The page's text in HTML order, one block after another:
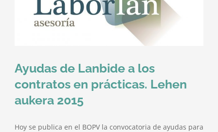
contratación
en
Vitoria-
PLAZO
ABIERTO
hasta
Ayudas de Lanbide a los
contratos en prácticas. Lehen
aukera 2015
Hoy se publica en el BOPV la convocatoria de ayudas para